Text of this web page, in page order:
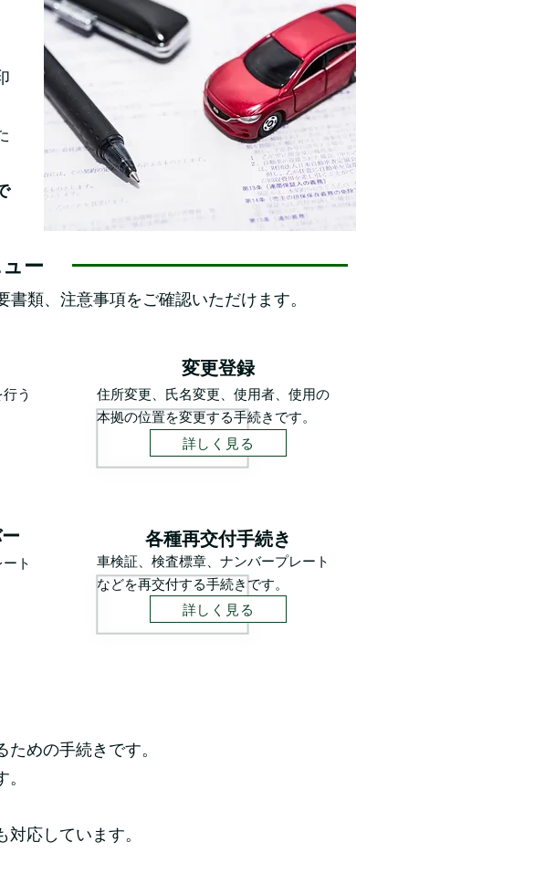
ー
類、注意事項をご確認いただけます。
う
変更登録
住所変更、氏名変更、使用者、使用の
本拠の位置を変更する手続きです。
詳しく見る
ト
各種再交付手続き
車検証、検査標章、ナンバープレート
などを再交付する手続きです。
詳しく見る
めの手続きです。
応しています。